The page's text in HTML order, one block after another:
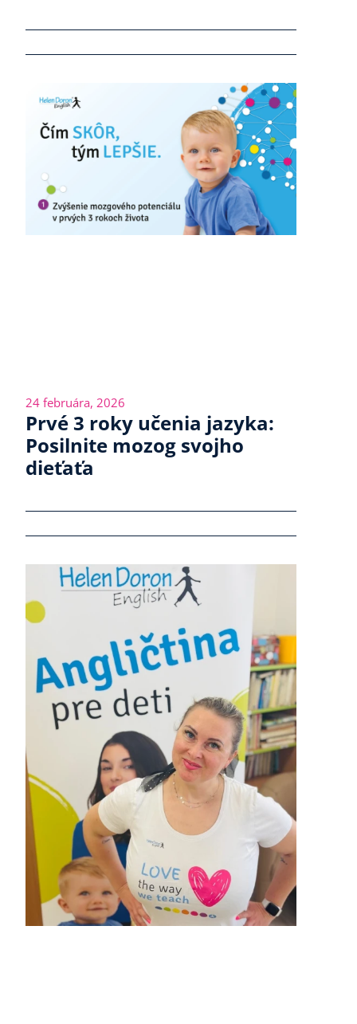
24 februára, 2026
Prvé 3 roky učenia jazyka:
Posilnite mozog svojho
dieťaťa